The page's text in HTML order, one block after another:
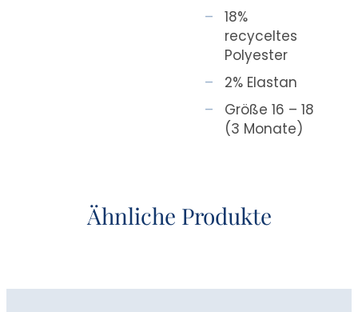
18%
recyceltes
Polyester
2% Elastan
Größe 16 – 18
(3 Monate)
Ähnliche Produkte